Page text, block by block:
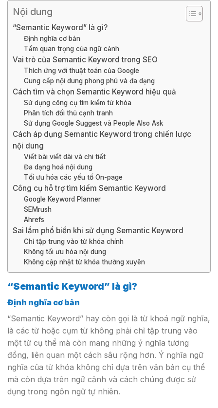
Nội dung
“Semantic Keyword” là gì?
Định nghĩa cơ bản
Tầm quan trọng của ngữ cảnh
Vai trò của Semantic Keyword trong SEO
Thích ứng với thuật toán của Google
Cung cấp nội dung phong phú và đa dạng
Cách tìm và chọn Semantic Keyword hiệu quả
Sử dụng công cụ tìm kiếm từ khóa
Phân tích đối thủ cạnh tranh
Sử dụng Google Suggest và People Also Ask
Cách áp dụng Semantic Keyword trong chiến lược
nội dung
Viết bài viết dài và chi tiết
Đa dạng hoá nội dung
Tối ưu hóa các yếu tố On-page
Công cụ hỗ trợ tìm kiếm Semantic Keyword
Google Keyword Planner
SEMrush
Ahrefs
Sai lầm phổ biến khi sử dụng Semantic Keyword
Chỉ tập trung vào từ khóa chính
Không tối ưu hóa nội dung
Không cập nhật từ khóa thường xuyên
“Semantic Keyword” là gì?
Định nghĩa cơ bản
“Semantic Keyword” hay còn gọi là từ khoá ngữ nghĩa,
là các từ hoặc cụm từ không phải chỉ tập trung vào
một từ cụ thể mà còn mang những ý nghĩa tương
đồng, liên quan một cách sâu rộng hơn. Ý nghĩa ngữ
nghĩa của từ khóa không chỉ dựa trên văn bản cụ thể
mà còn dựa trên ngữ cảnh và cách chúng được sử
dụng trong ngôn ngữ tự nhiên.